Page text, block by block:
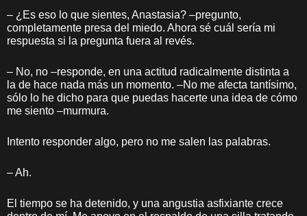
– ¿Es eso lo que sientes, Anastasia? –pregunto,
completamente presa del miedo. Ahora sé cuál sería mi
respuesta si la pregunta fuera al revés.
– No, no –responde, en una actitud radicalmente distinta a
la de hace nada más un momento. –No me afecta tantísimo,
sólo lo he dicho para que puedas hacerte una idea de cómo
me siento –murmura.
Intento responder algo, pero no me salen las palabras.
– Ah.
El tiempo se ha detenido, y una angustia asfixiante crece